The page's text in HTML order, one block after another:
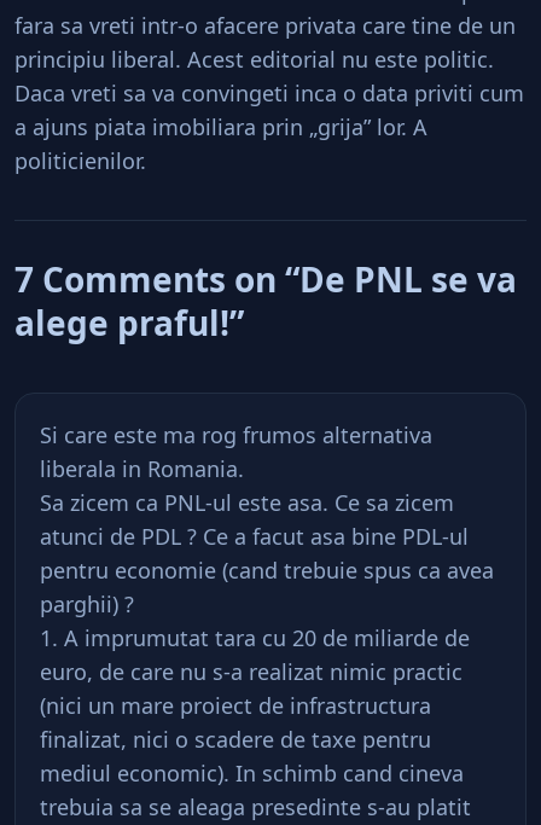
fara sa vreti intr-o afacere privata care tine de un
principiu liberal. Acest editorial nu este politic.
Daca vreti sa va convingeti inca o data priviti cum
a ajuns piata imobiliara prin „grija” lor. A
politicienilor.
7 Comments on “De PNL se va
alege praful!”
Si care este ma rog frumos alternativa
liberala in Romania.
Sa zicem ca PNL-ul este asa. Ce sa zicem
atunci de PDL ? Ce a facut asa bine PDL-ul
pentru economie (cand trebuie spus ca avea
parghii) ?
1. A imprumutat tara cu 20 de miliarde de
euro, de care nu s-a realizat nimic practic
(nici un mare proiect de infrastructura
finalizat, nici o scadere de taxe pentru
mediul economic). In schimb cand cineva
trebuia sa se aleaga presedinte s-au platit